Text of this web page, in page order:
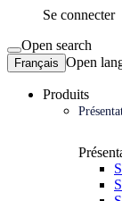
Se connecter
Open search
Français Open
Produits